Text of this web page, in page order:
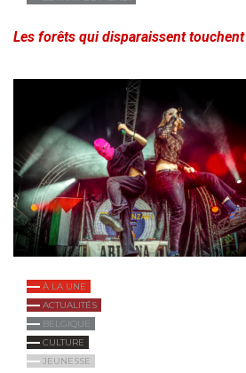
Les forêts qui disparaissent
À LA UNE
ACTUALITÉS
BELGIQUE
CULTURE
JEUNESSE